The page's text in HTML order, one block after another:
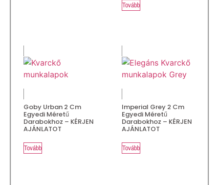
Tovább
Goby Urban 2 Cm
Egyedi Méretű
Darabokhoz – KÉRJEN
AJÁNLATOT
Tovább
Imperial Grey 2 Cm
Egyedi Méretű
Darabokhoz – KÉRJEN
AJÁNLATOT
Tovább